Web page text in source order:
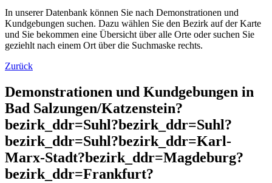
In unserer Datenbank können Sie nach Demonstrationen und
Kundgebungen suchen. Dazu wählen Sie den Bezirk auf der Karte
und Sie bekommen eine Übersicht über alle Orte oder suchen Sie
geziehlt nach einem Ort über die Suchmaske rechts.
Zurück
Demonstrationen und Kundgebungen in
Bad Salzungen/Katzenstein?
bezirk_ddr=Suhl?bezirk_ddr=Suhl?
bezirk_ddr=Suhl?bezirk_ddr=Karl-
Marx-Stadt?bezirk_ddr=Magdeburg?
bezirk_ddr=Frankfurt?